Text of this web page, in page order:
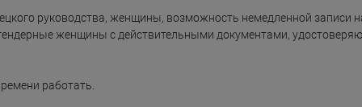
руководства, женщины, возможность немедленной записи
женщины с действительными документами,
работать.